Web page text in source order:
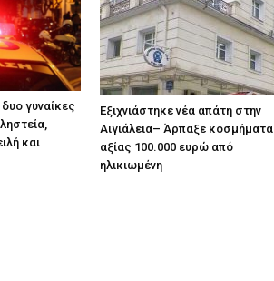
γυναίκες
και
Εξιχνιάστηκε νέα απάτη στην
Αιγιάλεια– Άρπαξε κοσμήματα
αξίας 100.000 ευρώ από
ηλικιωμένη